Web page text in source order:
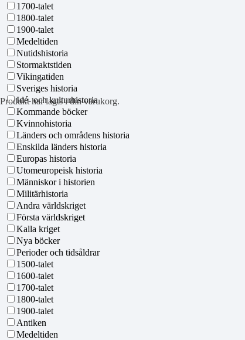
Produkthar lagts i din varukorg.
1700-talet
1800-talet
1900-talet
Medeltiden
Nutidshistoria
Stormaktstiden
Vikingatiden
Sveriges historia
Idé- och kulturhistoria
Kommande böcker
Kvinnohistoria
Länders och områdens historia
Enskilda länders historia
Europas historia
Utomeuropeisk historia
Människor i historien
Militärhistoria
Andra världskriget
Första världskriget
Kalla kriget
Nya böcker
Perioder och tidsåldrar
1500-talet
1600-talet
1700-talet
1800-talet
1900-talet
Antiken
Medeltiden